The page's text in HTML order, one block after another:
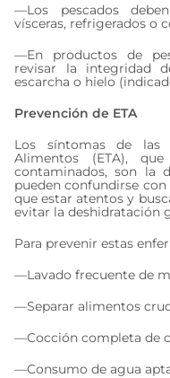
—Los pescados
vísceras, refrigerados o
—En productos de
revisar la integridad
escarcha o hielo
Prevención de ETA
Los síntomas de las
Alimentos (ETA),
contaminados, son la
pueden confundirse
que estar atentos y
evitar la deshidratación
Para prevenir estas
—Lavado frecuente de
—Separar alimentos
—Cocción completa de
—Consumo de agua